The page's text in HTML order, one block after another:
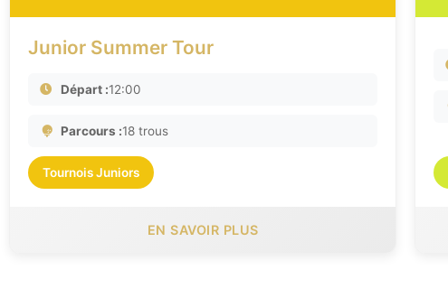
Junior Summer Tour
Départ :12:00
Parcours :18 trous
Tournois Juniors
EN SAVOIR PLUS